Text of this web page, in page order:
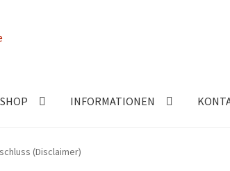
SHOP INFORMATIONEN
(Disclaimer)